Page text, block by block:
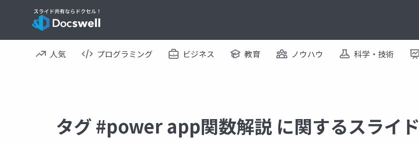
人気 プログラミング ビジネス 教育 ノウハウ 科学・技術
タグ #power app関数解説 に関するスライド